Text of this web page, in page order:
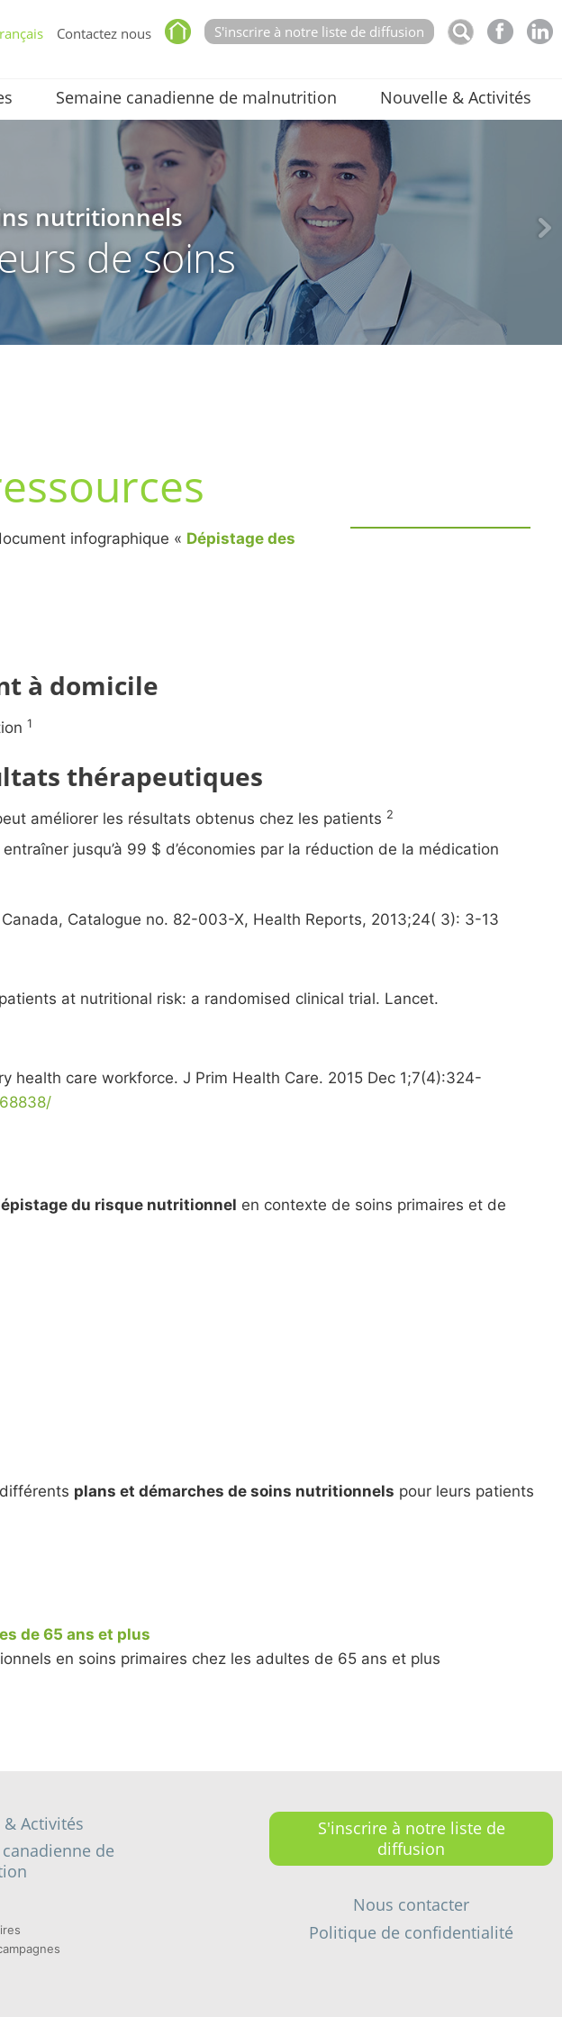
S'inscrire à notre liste de diffusion
Contactez nous
Semaine canadienne de malnutrition Nouvelle & Activités
nutritionnels
de soins
infographique « Dépistage des
à domicile
1
thérapeutiques
améliorer les résultats obtenus chez les patients 2
jusqu’à 99 $ d’économies par la réduction de la médication
Catalogue no. 82-003-X, Health Reports, 2013;24( 3): 3-13
at nutritional risk: a randomised clinical trial. Lancet.
health care workforce. J Prim Health Care. 2015 Dec 1;7(4):324-
du risque nutritionnel en contexte de soins primaires et de
plans et démarches de soins nutritionnels pour leurs patients
de 65 ans et plus
en soins primaires chez les adultes de 65 ans et plus
Activités
de
S'inscrire à notre liste de
diffusion
Nous contacter
Politique de confidentialité